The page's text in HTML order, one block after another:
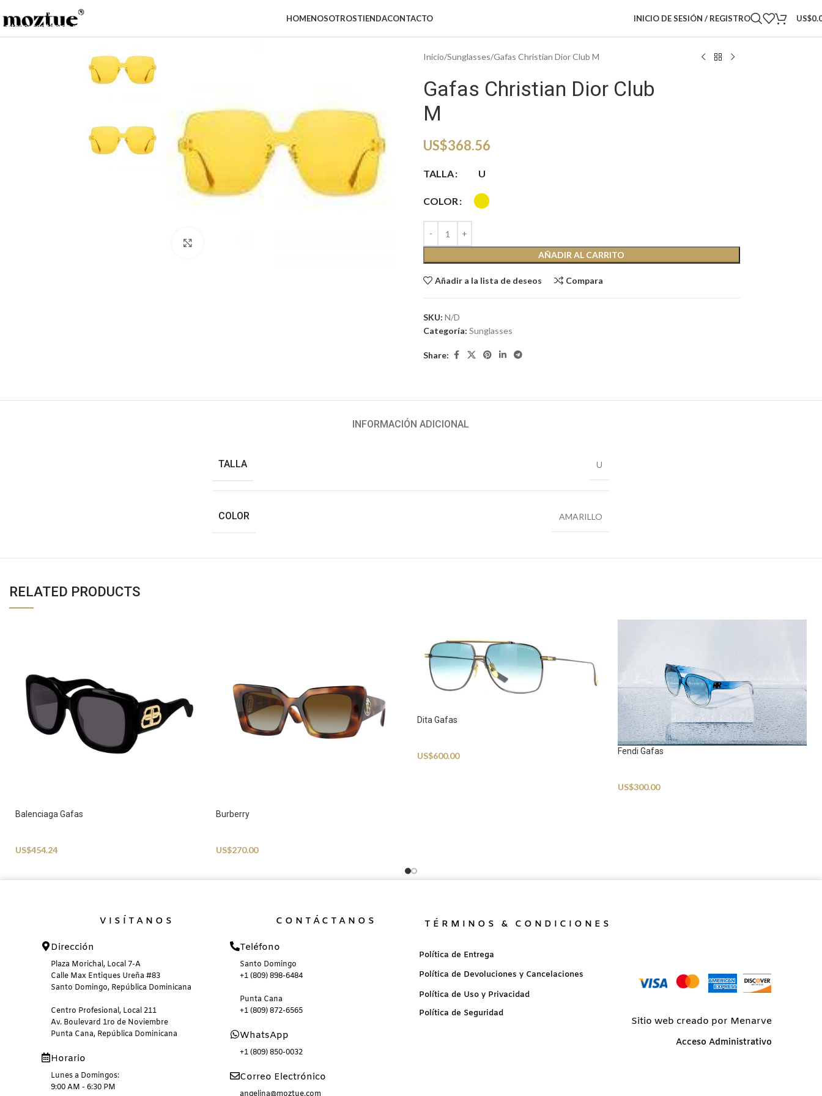
Saltar a la navegación
Saltar al contenido principal
HOMENOSOTROSTIENDACONTACTO INICIO DE SESIÓN / REGISTRO US$
Inicio Sunglasses Gafas Christian Dior Club M
Gafas Christian Dior Club
M
US$368.56
TALLA U
COLOR
AÑADIR AL CARRITO
Añadir a la lista de deseos Compara
SKU: N/D
Categoría: Sunglasses
Share:
INFORMACIÓN ADICIONAL
TALLA U
COLOR AMARILLO
RELATED PRODUCTS
Balenciaga Gafas
US$454.24
Burberry
US$270.00
Dita Gafas
US$600.00 Fendi Gafas
US$300.00
VISÍTANOS
Dirección
Plaza Morichal, Local 7-A
Calle Max Entiques Ureña #83
Santo Domingo, República Dominicana
Centro Profesional, Local 211
Av. Boulevard 1ro de Noviembre
Punta Cana, República Dominicana
Horario
Lunes a Domingos:
9:00 AM - 6:30 PM
CONTÁCTANOS
Teléfono
Santo Domingo
+1 (809) 898-6484
Punta Cana
+1 (809) 872-6565
WhatsApp
+1 (809) 850-0032
Correo Electrónico
TÉRMINOS & CONDICIONES
Política de Entrega
Política de Devoluciones y Cancelaciones
Política de Uso y Privacidad
Política de Seguridad
Sitio web creado por Menarve
Acceso Administrativo